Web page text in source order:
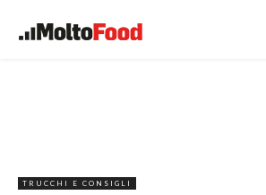
TRUCCHI E CONSIGLI